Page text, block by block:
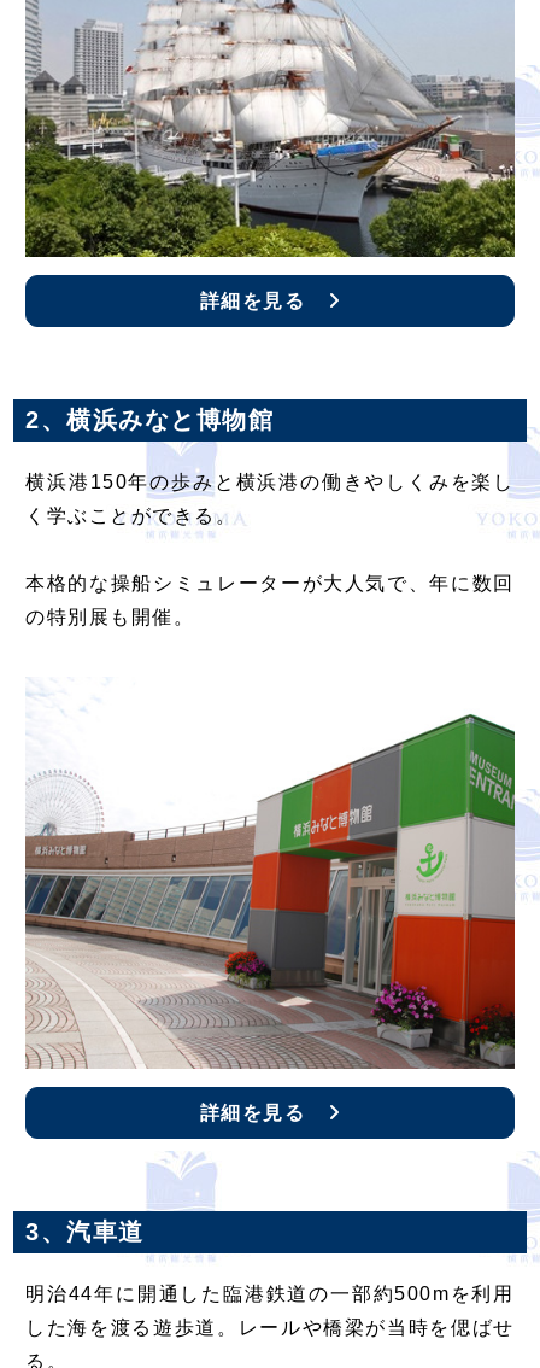
詳細を見る
2、横浜みなと博物館
横浜港150年の歩みと横浜港の働きやしくみを楽し
く学ぶことができる。
本格的な操船シミュレーターが大人気で、年に数回
の特別展も開催。
詳細を見る
3、汽車道
明治44年に開通した臨港鉄道の一部約500mを利用
した海を渡る遊歩道。レールや橋梁が当時を偲ばせ
る。